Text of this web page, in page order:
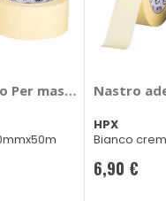
Per mascheratura -
Nastro
HPX
Bianco
6,90 €